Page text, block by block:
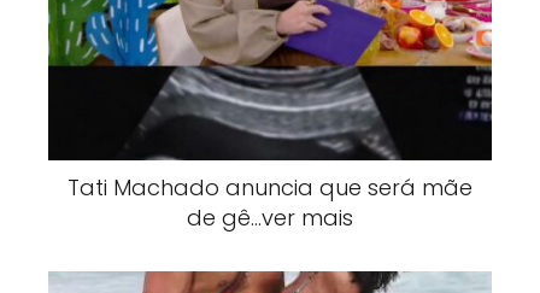
Tati Machado anuncia que será mãe
de gê…ver mais